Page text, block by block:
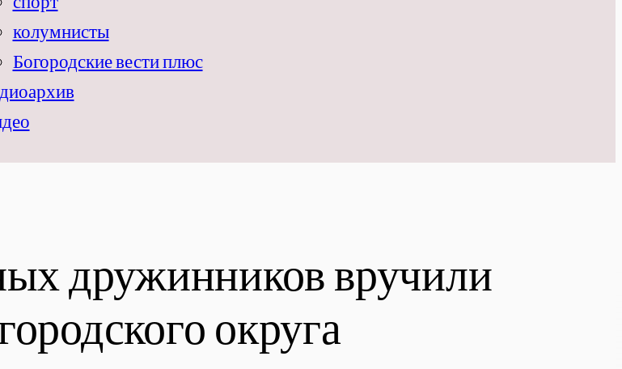
колумнисты
Богородские вести плюс
дружинников вручили
округа